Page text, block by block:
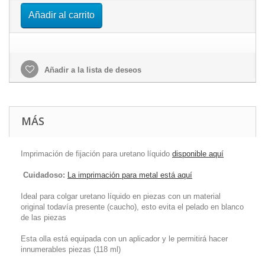
Añadir al carrito
Añadir a la lista de deseos
MÁS
Imprimación de fijación para uretano líquido disponible aquí
Cuidadoso: La imprimación para metal está aquí
Ideal para colgar uretano líquido en piezas con un material
original todavía presente (caucho), esto evita el pelado en blanco
de las piezas
Esta olla está equipada con un aplicador y le permitirá hacer
innumerables piezas (118 ml)